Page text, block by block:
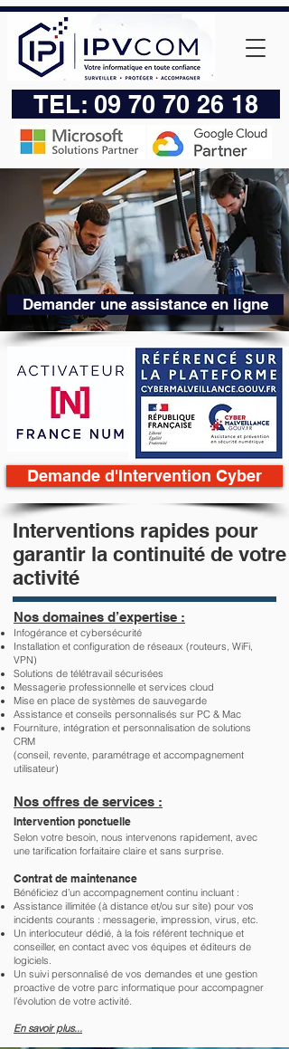
TEL: 09 70 70 26 18
Demander une assistance en ligne
Demande d'Intervention Cyber
Interventions rapides pour
garantir la continuité de votre
activité
Nos domaines d’expertise :
Infogérance et cybersécurité
Installation et configuration de réseaux (routeurs, WiFi,
VPN)
Solutions de télétravail sécurisées
Messagerie professionnelle et services cloud
Mise en place de systèmes de sauvegarde
Assistance et conseils personnalisés sur PC & Mac
Fourniture, intégration et personnalisation de solutions
CRM
(conseil, revente, paramétrage et accompagnement
utilisateur)
Nos offres de services :
Intervention ponctuelle
Selon votre besoin, nous intervenons rapidement, avec
une tarification forfaitaire claire et sans surprise.
Contrat de maintenance
Bénéficiez d’un accompagnement continu incluant :
Assistance illimitée (à distance et/ou sur site) pour vos
incidents courants : messagerie, impression, virus, etc.
Un interlocuteur dédié, à la fois référent technique et
conseiller, en contact avec vos équipes et éditeurs de
logiciels.
Un suivi personnalisé de vos demandes et une gestion
proactive de votre parc informatique pour accompagner
l’évolution de votre activité.
En savoir plus...